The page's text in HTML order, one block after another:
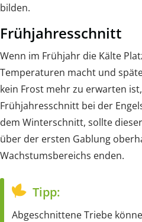
bilden.
Frühjahresschnitt
Wenn im Frühjahr die Kälte
Temperaturen macht und
kein Frost mehr zu erwarten
Frühjahresschnitt bei der
dem Winterschnitt, sollte
über der ersten Gablung
Wachstumsbereichs enden.
Tipp:
Abgeschnittene Triebe